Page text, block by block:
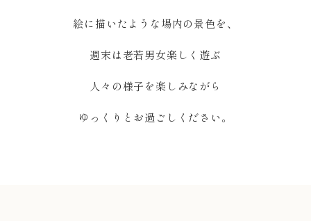
絵に描いたような場内の景色を、
週末は老若男女楽しく遊ぶ
人々の様子を楽しみながら
ゆっくりとお過ごしください。